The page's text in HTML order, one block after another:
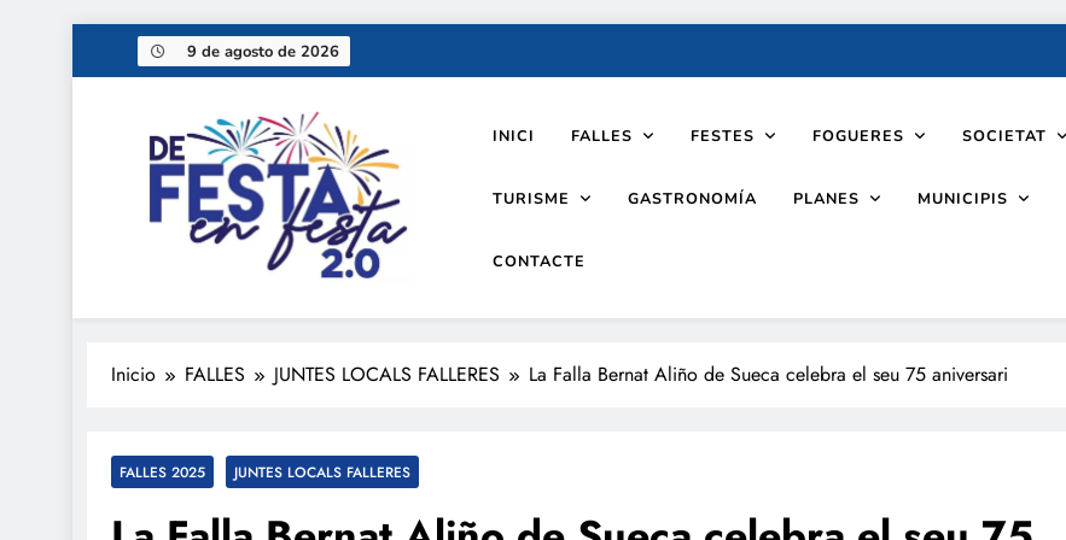
9 de agosto de 2026
De festa en festa 2.0
INICI FALLES FESTES FOGUERES SOCIETAT
TURISME GASTRONOMÍA PLANES MUNICIPIS
CONTACTE
Inicio FALLES JUNTES LOCALS FALLERES La Falla Bernat Aliño de Sueca celebra el seu 75 aniversari
FALLES 2025 JUNTES LOCALS FALLERES